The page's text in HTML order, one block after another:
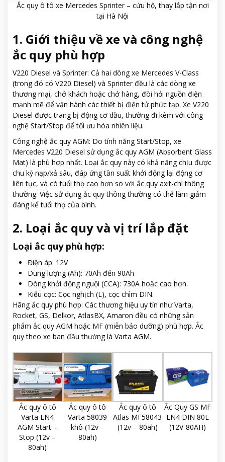
Ắc quy ô tô xe Mercedes Sprinter – cứu hộ, thay lắp tận nơi
tại Hà Nội
1. Giới thiệu về xe và công nghệ
ắc quy phù hợp
V220 Diesel và Sprinter: Cả hai dòng xe Mercedes V-Class
(trong đó có V220 Diesel) và Sprinter đều là các dòng xe
thương mại, chở khách hoặc chở hàng, đòi hỏi nguồn điện
mạnh mẽ để vận hành các thiết bị điện tử phức tạp. Xe V220
Diesel được trang bị động cơ dầu, thường đi kèm với công
nghệ Start/Stop để tối ưu hóa nhiên liệu.
Công nghệ ắc quy AGM: Do tính năng Start/Stop, xe
Mercedes V220 Diesel sử dụng ắc quy AGM (Absorbent Glass
Mat) là phù hợp nhất. Loại ắc quy này có khả năng chịu được
chu kỳ nạp/xả sâu, đáp ứng tần suất khởi động lại động cơ
liên tục, và có tuổi thọ cao hơn so với ắc quy axit-chì thông
thường. Việc sử dụng ắc quy thông thường có thể làm giảm
đáng kể tuổi thọ của bình.
2. Loại ắc quy và vị trí lắp đặt
Loại ắc quy phù hợp:
Điện áp: 12V
Dung lượng (Ah): 70Ah đến 90Ah
Dòng khởi động nguội (CCA): 730A hoặc cao hơn.
Kiểu cọc: Cọc nghịch (L), cọc chìm DIN.
Hãng ắc quy phù hợp: Các thương hiệu uy tín như Varta,
Rocket, GS, Delkor, AtlasBX, Amaron đều có những sản
phẩm ắc quy AGM hoặc MF (miễn bảo dưỡng) phù hợp. Ắc
quy theo xe ban đầu thường là Varta AGM.
Ắc quy ô tô
Varta LN4
AGM Start –
Stop (12v –
80ah)
Ắc quy ô tô
Varta 58039
khô (12v –
80ah)
Ắc quy ô tô
Atlas MF58043
(12v – 80ah)
Ắc Quy GS MF
LN4 DIN 80L
(12V-80AH)